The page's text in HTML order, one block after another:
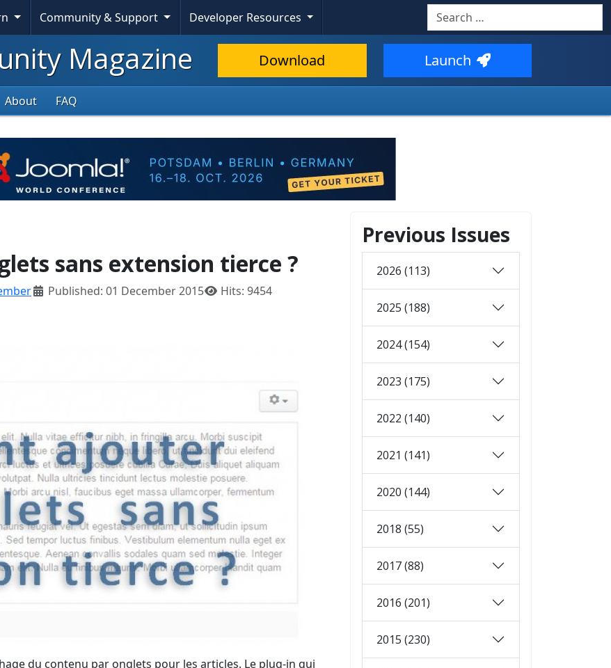
Community & Support Developer Resources Search
Magazine Download Launch
About FAQ
sans extension tierce ?
Published: 01 December 2015 Hits: 9454
du contenu par onglets pour les articles. Le plug-in qui
Previous Issues
2026 (113)
2025 (188)
2024 (154)
2023 (175)
2022 (140)
2021 (141)
2020 (144)
2018 (55)
2017 (88)
2016 (201)
2015 (230)